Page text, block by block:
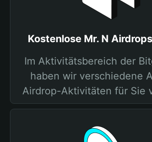
Kostenlose Mr. N
Im Aktivitätsbereich der
haben wir verschiedene
Airdrop-Aktivitäten für Sie